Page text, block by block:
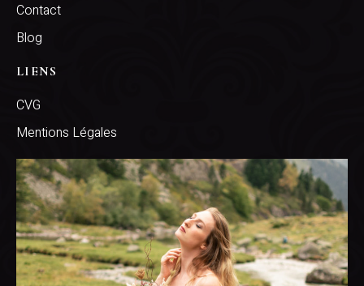
Contact
Blog
LIENS
CVG
Mentions Légales